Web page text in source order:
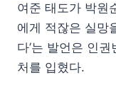
여준 태도가 박원
에게 적잖은 실망
다’는 발언은 인
처를 입혔다.